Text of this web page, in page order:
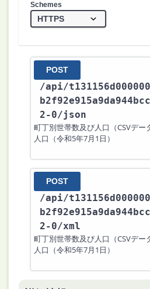
Schemes
POST
/api/
2-0/json
町丁別世帯数及び人口（CSVデ
人口（令和5年7月1日）
POST
/api/
2-0/xml
町丁別世帯数及び人口（CSVデ
人口（令和5年7月1日）